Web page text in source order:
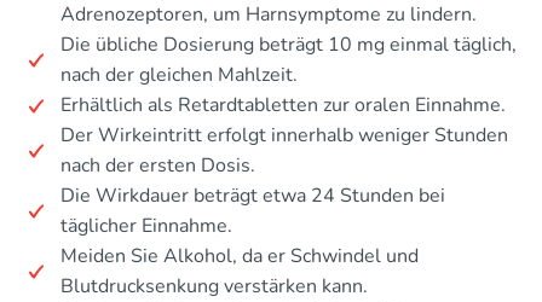
Adrenozeptoren, um Harnsymptome zu lindern.
Die übliche Dosierung beträgt 10 mg einmal täglich,
nach der gleichen Mahlzeit.
Erhältlich als Retardtabletten zur oralen Einnahme.
Der Wirkeintritt erfolgt innerhalb weniger Stunden
nach der ersten Dosis.
Die Wirkdauer beträgt etwa 24 Stunden bei
täglicher Einnahme.
Meiden Sie Alkohol, da er Schwindel und
Blutdrucksenkung verstärken kann.